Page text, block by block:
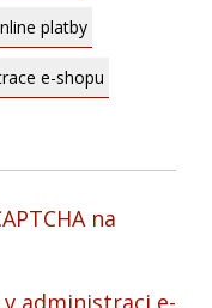
platby
e-shopu
na
administraci e-